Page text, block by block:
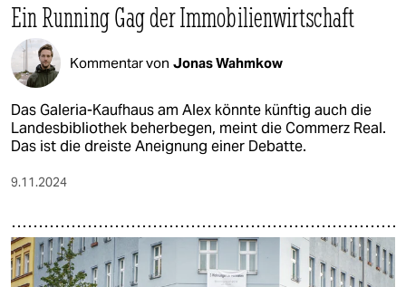
Ein Running Gag der Immobilienwirtschaft
Kommentar von Jonas Wahmkow
Das Galeria-Kaufhaus am Alex könnte künftig auch die
Landesbibliothek beherbegen, meint die Commerz Real.
Das ist die dreiste Aneignung einer Debatte.
9.11.2024